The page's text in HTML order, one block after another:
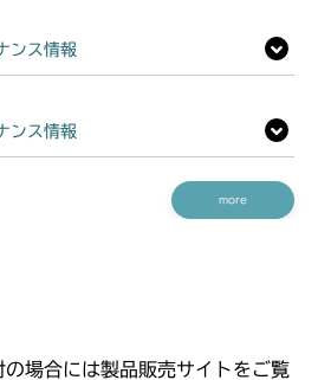
ンス情報
ンス情報
more
場合には製品販売サイトをご覧